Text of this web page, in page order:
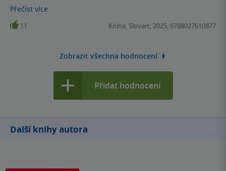
přišly takové jak z rychlíku. Nevím. Všechny tři hlavní
postavy byly velmi sympatické, takže druhý díl si ráda
přečtu, ale možná si autor ukousl až moc velký kus, který
Přečíst více
11 Kniha, Slovart, 2025, 9788027610877
Zobrazit všechna hodnocení
Přidat hodnocení
Další knihy autora